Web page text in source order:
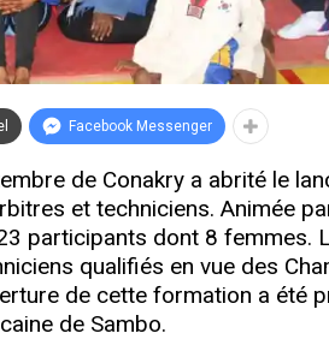
Facebook Messenger
de Conakry a abrité le
et techniciens. Animée
participants dont 8 femmes.
qualifiés en vue des
de cette formation a été
de Sambo.